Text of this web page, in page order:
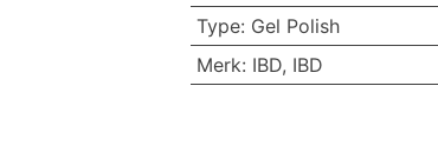
Type: Gel Polish
Merk: IBD, IBD